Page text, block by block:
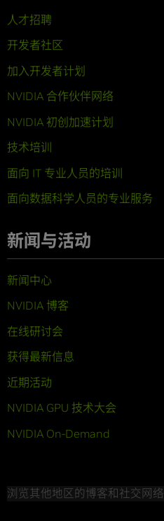
人才招聘
开发者社区
加入开发者计划
NVIDIA 合作伙伴网络
NVIDIA 初创加速计划
技术培训
面向 IT 专业人员的培训
面向数据科学人员的专业服务
新闻与活动
新闻中心
NVIDIA 博客
在线研讨会
获得最新信息
近期活动
NVIDIA GPU 技术大会
NVIDIA On-Demand
浏览其他地区的博客和社交网络